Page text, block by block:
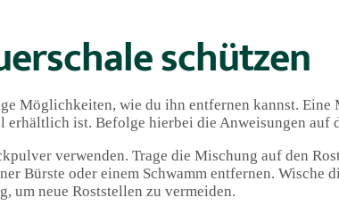
schützen
Möglichkeiten, wie du ihn entfernen kannst.
erhältlich ist. Befolge hierbei die Anweisungen auf
verwenden. Trage die Mischung auf den
Bürste oder einem Schwamm entfernen. Wische
um neue Roststellen zu vermeiden.